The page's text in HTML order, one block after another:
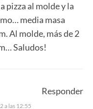
pizza al molde y la
media masa
Al molde, más de 2
Saludos!
a las 12:55
Responder